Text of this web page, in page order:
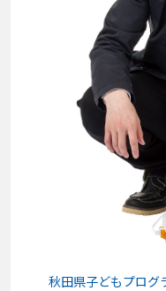
秋田県子どもプログ